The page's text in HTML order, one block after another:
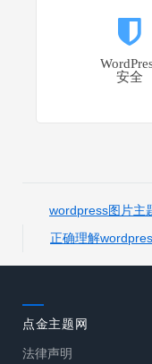
安全
wordpress图片主
正确理解
点金主题网
法律声明